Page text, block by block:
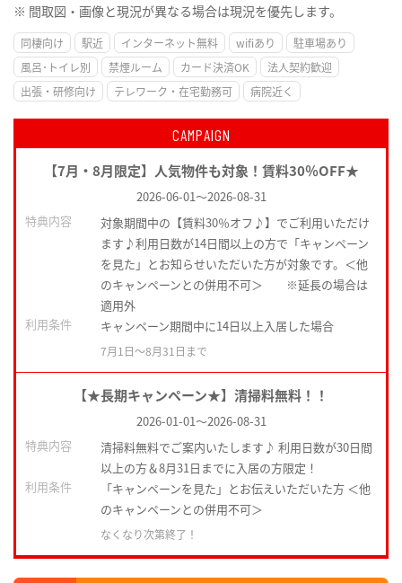
※ 間取図・画像と現況が異なる場合は現況を優先します。
同棲向け 駅近 インターネット無料 wifiあり
駐車場あり
風呂･トイレ別
禁煙ルーム カード決済OK
法人契約歓迎
出張・研修向け
テレワーク・在宅勤務可 病院近く
CAMPAIGN
【7月・8月限定】人気物件も対象！賃料30％OFF★
2026-06-01～2026-08-31
特典内容
対象期間中の【賃料30％オフ♪】でご利用いただけ
ます♪利用日数が14日間以上の方で「キャンペーン
を見た」とお知らせいただいた方が対象です。＜他
のキャンペーンとの併用不可＞ ※延長の場合は
適用外
利用条件
キャンペーン期間中に14日以上入居した場合
7月1日〜8月31日まで
【★長期キャンペーン★】清掃料無料！！
2026-01-01～2026-08-31
特典内容
清掃料無料でご案内いたします♪ 利用日数が30日間
以上の方＆8月31日までに入居の方限定！
利用条件
「キャンペーンを見た」とお伝えいただいた方 ＜他
のキャンペーンとの併用不可＞
なくなり次第終了！